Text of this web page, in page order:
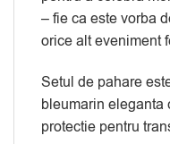
– fie ca este vorba
orice alt eveniment
Setul de pahare
bleumarin eleganta
protectie pentru